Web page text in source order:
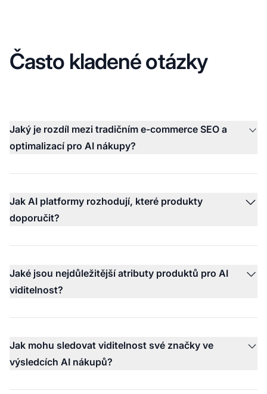
Často kladené otázky
Jaký je rozdíl mezi tradičním e-commerce SEO a
optimalizací pro AI nákupy?
Jak AI platformy rozhodují, které produkty
doporučit?
Jaké jsou nejdůležitější atributy produktů pro AI
viditelnost?
Jak mohu sledovat viditelnost své značky ve
výsledcích AI nákupů?